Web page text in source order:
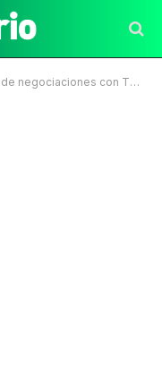
con TVI Filmocentro